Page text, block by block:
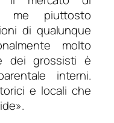
me piuttosto
di qualunque
molto
dei grossisti è
interni.
e locali che
».